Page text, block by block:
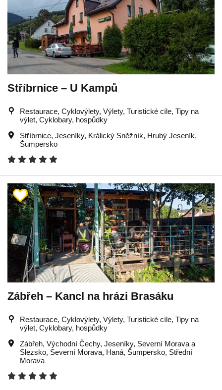
Stříbrnice – U Kampů
Restaurace, Cyklovýlety, Výlety, Turistické cíle, Tipy na
výlet, Cyklobary, hospůdky
Stříbrnice, Jeseníky, Králický Sněžník, Hrubý Jeseník,
Šumpersko
Zábřeh – Kancl na hrázi Brasáku
Restaurace, Cyklovýlety, Výlety, Turistické cíle, Tipy na
výlet, Cyklobary, hospůdky
Zábřeh, Východní Čechy, Jeseníky, Severní Morava a
Slezsko, Severní Morava, Haná, Šumpersko, Střední
Morava